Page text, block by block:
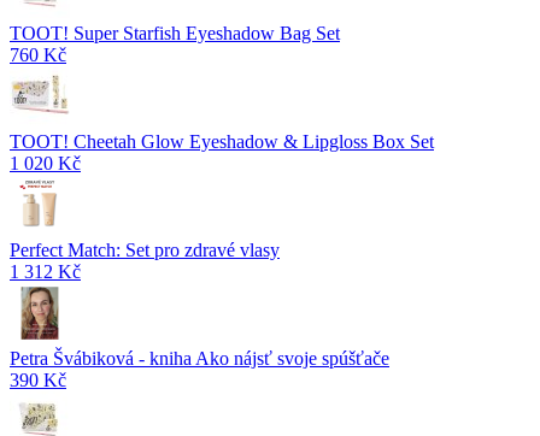
TOOT! Super Starfish Eyeshadow Bag Set
760 Kč
TOOT! Cheetah Glow Eyeshadow & Lipgloss Box Set
1 020 Kč
Perfect Match: Set pro zdravé vlasy
1 312 Kč
Petra Švábiková - kniha Ako nájsť svoje spúšťače
390 Kč